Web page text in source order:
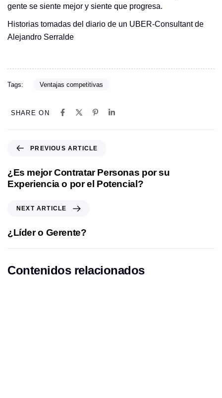
gente se siente mejor y siente que progresa.
Historias tomadas del diario de un UBER-Consultant de
Alejandro Serralde
Tags: Ventajas competitivas
SHARE ON
v
i
A
r
i
PREVIOUS ARTICLE
¿Es mejor Contratar Personas por su
Experiencia o por el Potencial?
x
t
A
t
NEXT ARTICLE
¿Líder o Gerente?
Contenidos relacionados